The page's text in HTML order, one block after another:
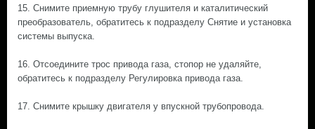
15. Снимите приемную трубу глушителя и каталитический
преобразователь, обратитесь к подразделу Снятие и установка
системы выпуска.
16. Отсоедините трос привода газа, стопор не удаляйте,
обратитесь к подразделу Регулировка привода газа.
17. Снимите крышку двигателя у впускной трубопровода.